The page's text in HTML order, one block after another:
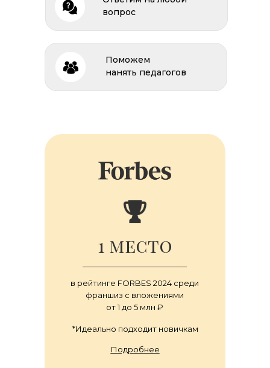
Поможем
нанять педагогов
вопрос
1 место
в рейтинге FORBES 2024 среди
франшиз с вложениями
от 1 до 5 млн ₽
*Идеально подходит новичкам
Подробнее